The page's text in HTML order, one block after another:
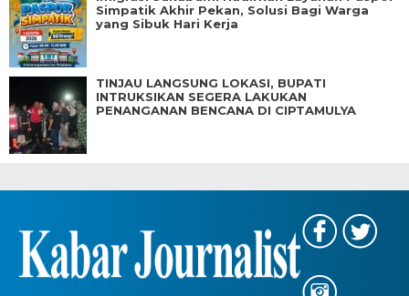
Simpatik Akhir Pekan, Solusi Bagi Warga
yang Sibuk Hari Kerja
TINJAU LANGSUNG LOKASI, BUPATI
INTRUKSIKAN SEGERA LAKUKAN
PENANGANAN BENCANA DI CIPTAMULYA